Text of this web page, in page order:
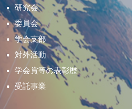
研究会
委員会
学会支部
対外活動
学会賞等の表彰歴
受託事業